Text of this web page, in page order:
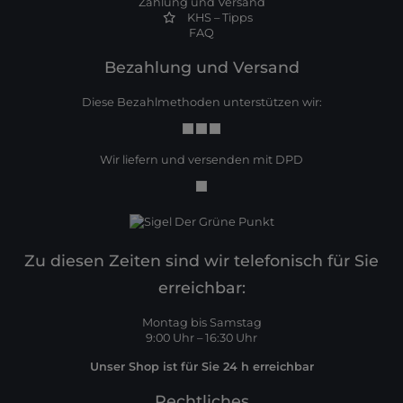
KHS – Tipps
FAQ
Bezahlung und Versand
Diese Bezahlmethoden unterstützen wir:
Wir liefern und versenden mit DPD
Zu diesen Zeiten sind wir telefonisch für Sie
erreichbar:
Montag bis Samstag
9:00 Uhr – 16:30 Uhr
Unser Shop ist für Sie 24 h erreichbar